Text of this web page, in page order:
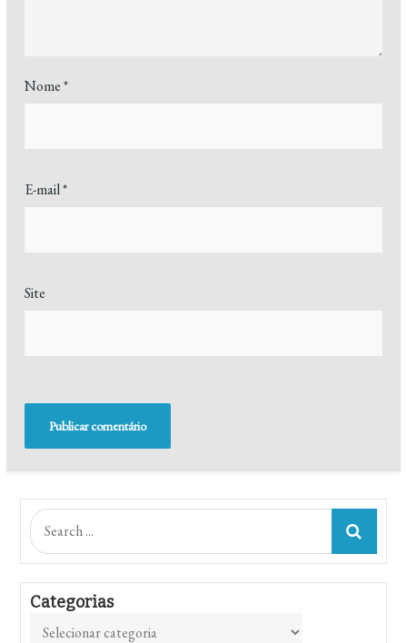
Nome*
E-mail*
Site
Search
for:
Categorias
Categorias